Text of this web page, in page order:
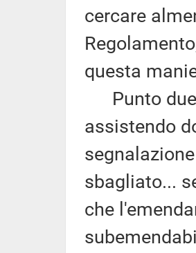
cercare
questa
Punto due:
assistendo
sbagliato...
che